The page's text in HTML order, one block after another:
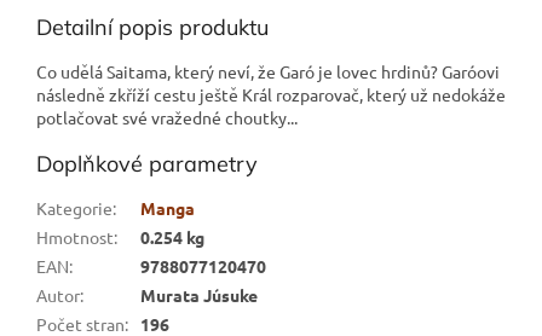
Detailní popis produktu
Co udělá Saitama, který neví, že Garó je lovec hrdinů? Garóovi
následně zkříží cestu ještě Král rozparovač, který už nedokáže
potlačovat své vražedné choutky...
Doplňkové parametry
Kategorie:
Manga
Hmotnost:
0.254 kg
EAN:
9788077120470
Autor:
Murata Júsuke
Počet stran:
196